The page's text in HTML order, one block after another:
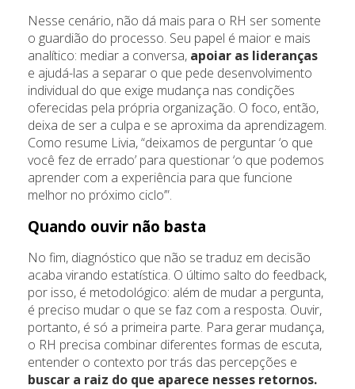
Nesse cenário, não dá mais para o RH ser somente
o guardião do processo. Seu papel é maior e mais
analítico: mediar a conversa, apoiar as lideranças
e ajudá-las a separar o que pede desenvolvimento
individual do que exige mudança nas condições
oferecidas pela própria organização. O foco, então,
deixa de ser a culpa e se aproxima da aprendizagem.
Como resume Livia, “deixamos de perguntar ‘o que
você fez de errado’ para questionar ‘o que podemos
aprender com a experiência para que funcione
melhor no próximo ciclo’”.
Quando ouvir não basta
No fim, diagnóstico que não se traduz em decisão
acaba virando estatística. O último salto do feedback,
por isso, é metodológico: além de mudar a pergunta,
é preciso mudar o que se faz com a resposta. Ouvir,
portanto, é só a primeira parte. Para gerar mudança,
o RH precisa combinar diferentes formas de escuta,
entender o contexto por trás das percepções e
buscar a raiz do que aparece nesses retornos.